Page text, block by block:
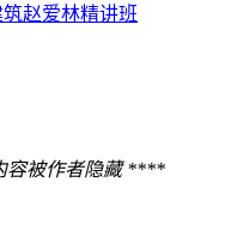
赵爱林精讲班
容被作者隐藏 ****